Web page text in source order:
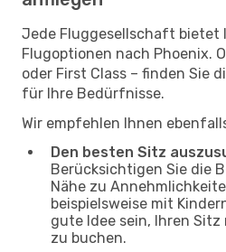
Jede Fluggesellschaft bietet
Flugoptionen nach Phoenix.
oder First Class – finden Sie
für Ihre Bedürfnisse.
Wir empfehlen Ihnen
Den besten Sitz
Berücksichtigen Sie die
Nähe zu
beispielsweise mit
gute Idee sein, Ihren
zu buchen.